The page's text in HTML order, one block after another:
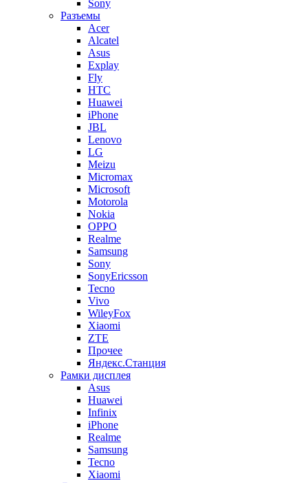
Sony
Разъемы
Acer
Alcatel
Asus
Explay
Fly
HTC
Huawei
iPhone
JBL
Lenovo
LG
Meizu
Micromax
Microsoft
Motorola
Nokia
OPPO
Realme
Samsung
Sony
SonyEricsson
Tecno
Vivo
WileyFox
Xiaomi
ZTE
Прочее
Яндекс.Станция
Рамки дисплея
Asus
Huawei
Infinix
iPhone
Realme
Samsung
Tecno
Xiaomi